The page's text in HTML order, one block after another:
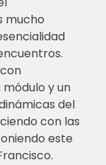
mucho
y un
del
con las
este